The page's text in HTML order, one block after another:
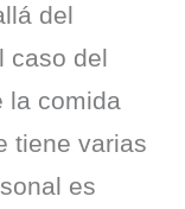
del
caso del
la comida
tiene varias
es